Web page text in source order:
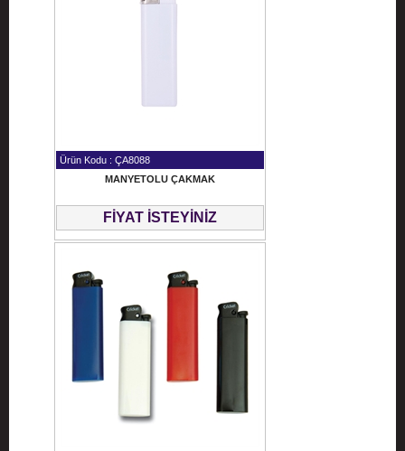
Ürün Kodu : ÇA8088
MANYETOLU ÇAKMAK
FİYAT İSTEYİNİZ